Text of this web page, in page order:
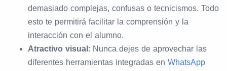
demasiado complejas, confusas o tecnicismos. Todo
esto te permitirá facilitar la comprensión y la
interacción con el alumno.
Atractivo visual : Nunca dejes de aprovechar las
diferentes herramientas integradas en WhatsApp